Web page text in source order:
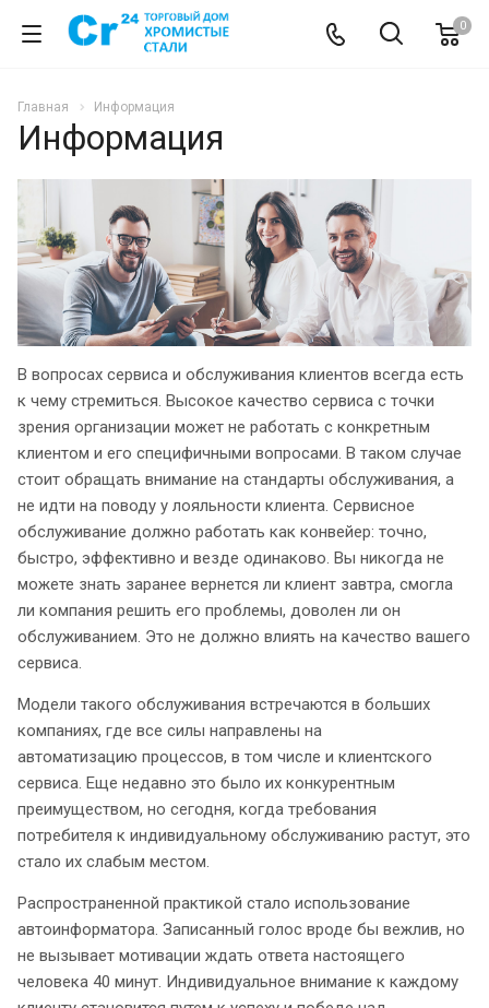
0
Главная Информация
Информация
В вопросах сервиса и обслуживания клиентов всегда есть
к чему стремиться. Высокое качество сервиса с точки
зрения организации может не работать с конкретным
клиентом и его специфичными вопросами. В таком случае
стоит обращать внимание на стандарты обслуживания, а
не идти на поводу у лояльности клиента. Сервисное
обслуживание должно работать как конвейер: точно,
быстро, эффективно и везде одинаково. Вы никогда не
можете знать заранее вернется ли клиент завтра, смогла
ли компания решить его проблемы, доволен ли он
обслуживанием. Это не должно влиять на качество вашего
сервиса.
Модели такого обслуживания встречаются в больших
компаниях, где все силы направлены на
автоматизацию процессов, в том числе и клиентского
сервиса. Еще недавно это было их конкурентным
преимуществом, но сегодня, когда требования
потребителя к индивидуальному обслуживанию растут, это
стало их слабым местом.
Распространенной практикой стало использование
автоинформатора. Записанный голос вроде бы вежлив, но
не вызывает мотивации ждать ответа настоящего
человека 40 минут. Индивидуальное внимание к каждому